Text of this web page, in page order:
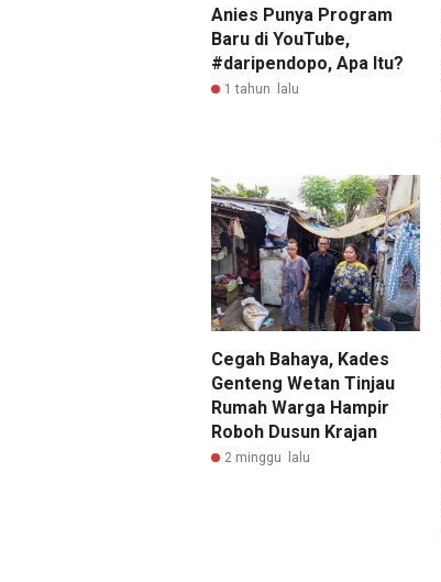
Anies Punya Program
Baru di YouTube,
#daripendopo, Apa Itu?
1 tahun lalu
Cegah Bahaya, Kades
Genteng Wetan Tinjau
Rumah Warga Hampir
Roboh Dusun Krajan
2 minggu lalu